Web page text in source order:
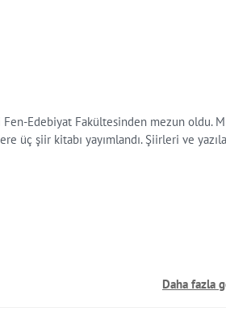
Edebiyat Fakültesinden mezun oldu.
üç şiir kitabı yayımlandı. Şiirleri ve
Daha fazla